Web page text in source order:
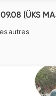
(ÜKS
autres